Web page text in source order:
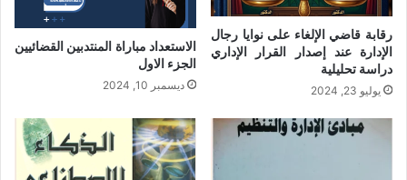
رقابة قاضي الإلغاء على نوايا رجال
الإدارة عند إصدار القرار الإداري
دراسة تحليلية
يوليو 23, 2024
الاستعداد مباراة المنتدبين القضائيين
الجزء الاول
ديسمبر 10, 2024